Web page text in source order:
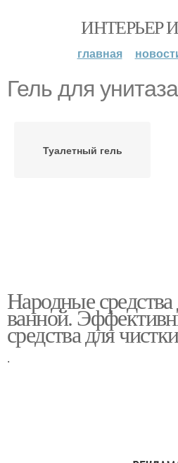
ИНТЕРЬЕР
главная
Гель для унитаза
Туалетный гель
Народные
ванной.
средства для
.